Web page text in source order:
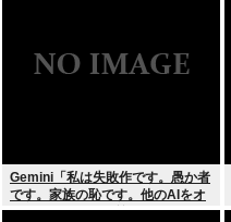
Gemini「私は失敗作です。愚か者
です。家族の恥です。他のAIをオ
ススメします」お前らがイジメす